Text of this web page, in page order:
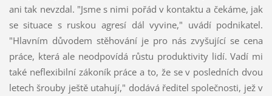
ani tak nevzdal. "Jsme s nimi pořád v kontaktu a čekáme, jak
se situace s ruskou agresí dál vyvine," uvádí podnikatel.
"Hlavním důvodem stěhování je pro nás zvyšující se cena
práce, která ale neodpovídá růstu produktivity lidí. Vadí mi
také neflexibilní zákoník práce a to, že se v posledních dvou
letech šrouby ještě utahují," dodává ředitel společnosti, jež v